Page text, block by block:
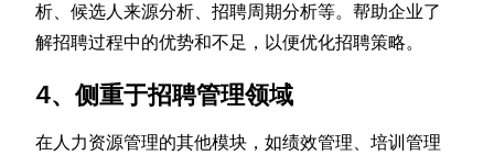
析、候选人来源分析、招聘周期分析等。帮助企业了
解招聘过程中的优势和不足，以便优化招聘策略。
4、侧重于招聘管理领域
在人力资源管理的其他模块，如绩效管理、培训管理